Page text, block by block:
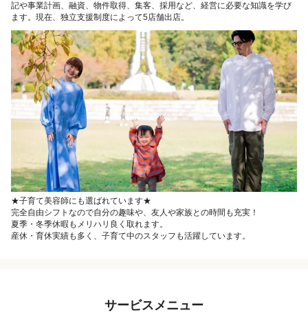
記や事業計画、融資、物件取得、集客、採用など、経営に必要な知識を学び
ます。現在、独立支援制度によって5店舗出店。
★子育て美容師にも選ばれています★
完全自由シフトなので自分の趣味や、友人や家族との時間も充実！
夏季・冬季休暇もメリハリ良く取れます。
産休・育休実績も多く、子育て中のスタッフも活躍しています。
サービスメニュー